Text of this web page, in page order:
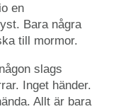
en
Bara några
till mormor.
slags
Inget händer.
Allt är bara